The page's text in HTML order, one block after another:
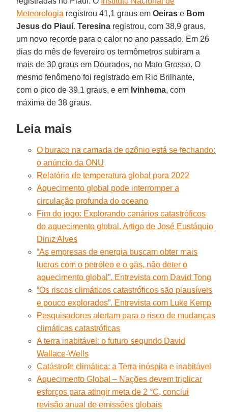
Meteorologia registrou 41,1 graus emOeiras e Bom
Jesus do Piauí.Teresina registrou, com 38,9 graus,
um novo recorde para o calor no ano passado. Em 26
dias do mês de fevereiro os termômetros subiram a
mais de 30 graus em Dourados, no Mato Grosso. O
mesmo fenômeno foi registrado em Rio Brilhante,
com o pico de 39,1 graus, e em Ivinhema, com
máxima de 38 graus.
Leia mais
O buraco na camada de ozônio está se fechando:
o anúncio da ONU
Relatório de temperatura global para 2022
Aquecimento global pode interromper a
circulação profunda do oceano
Fim do jogo: Explorando cenários catastróficos
do aquecimento global. Artigo de José Eustáquio
Diniz Alves
“As empresas de energia buscam obter mais
lucros com o petróleo e o gás, não deter o
aquecimento global”. Entrevista com David Tong
“Os riscos climáticos catastróficos são plausíveis
e pouco explorados”. Entrevista com Luke Kemp
Pesquisadores alertam para o risco de mudanças
climáticas catastróficas
A terra inabitável: o futuro segundo David
Wallace-Wells
Catástrofe climática: a Terra inóspita e inabitável
Aquecimento Global – Nações devem triplicar
esforços para atingir meta de 2 °C, conclui
revisão anual de emissões globais